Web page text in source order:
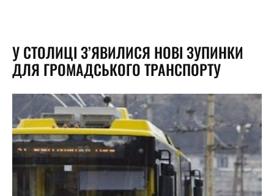
У СТОЛИЦІ З’ЯВИЛИСЯ НОВІ ЗУПИНКИ
ДЛЯ ГРОМАДСЬКОГО ТРАНСПОРТУ